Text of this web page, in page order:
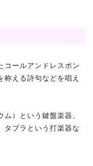
コールアンドレスポン
称える詩句などを唱え
）という鍵盤楽器、
タブラという打楽器な